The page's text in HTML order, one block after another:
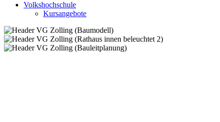
Volkshochschule
Kursangebote